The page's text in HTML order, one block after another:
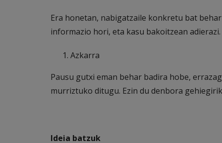
Era honetan, nabigatzaile konkretu bat
informazio hori, eta kasu bakoitzean adierazi.
Azkarra
Pausu gutxi eman behar badira hobe,
murriztuko ditugu. Ezin du denbora
Ideia batzuk